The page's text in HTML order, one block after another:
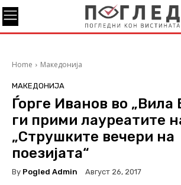
Home Македонија
МАКЕДОНИЈА
Ѓорге Иванов во „Вила
ги прими лауреатите
„Струшките вечери на
поезијата“
By Pogled Admin Август 26, 2017